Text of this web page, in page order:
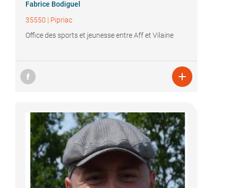
Fabrice Bodiguel
35550 | Pipriac
Office des sports et jeunesse entre Aff et Vilaine
